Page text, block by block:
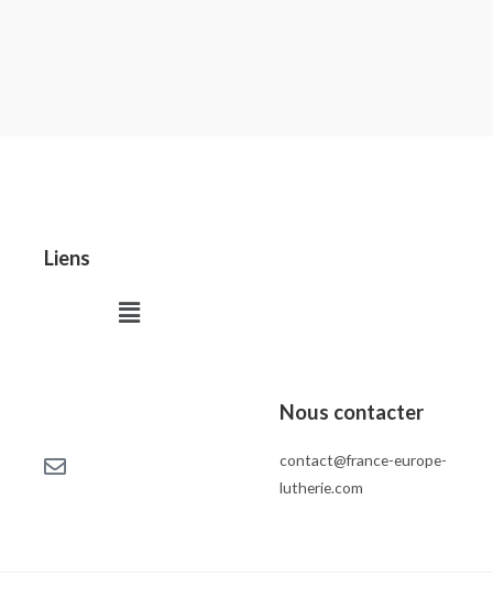
Liens
Menu
Nous contacter
contact@france-europe-
lutherie.com